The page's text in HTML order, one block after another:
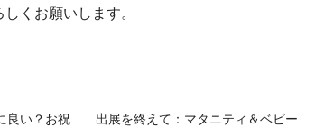
くお願いします。
良い？お祝
出展を終えて：マタニティ＆ベビー